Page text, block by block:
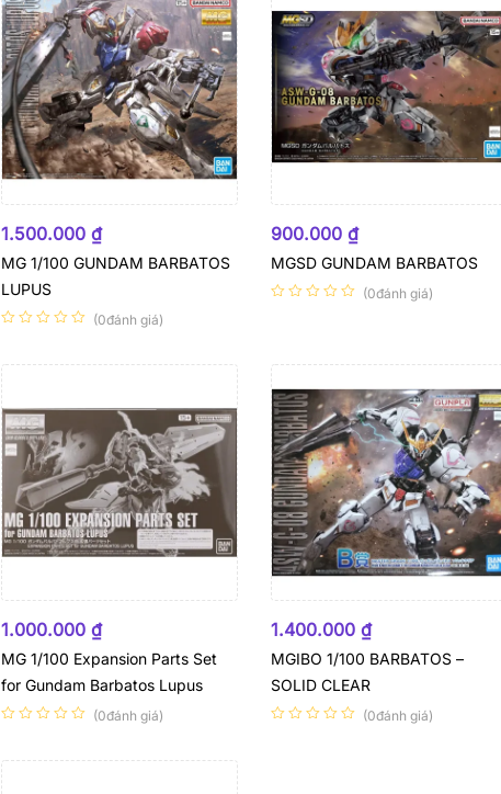
1.500.000 ₫
MG 1/100 GUNDAM BARBATOS
LUPUS
(0đánh giá)
900.000 ₫
MGSD GUNDAM BARBATOS
(0đánh giá)
1.000.000 ₫
MG 1/100 Expansion Parts Set
for Gundam Barbatos Lupus
(0đánh giá)
1.400.000 ₫
MGIBO 1/100 BARBATOS –
SOLID CLEAR
(0đánh giá)